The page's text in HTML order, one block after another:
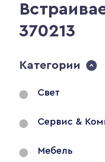
370213
Категории
Свет
Сервис &
Мебель